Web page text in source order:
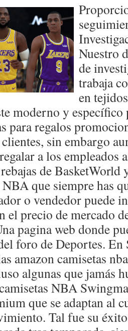
Nuestro
de
trabaja
en
moderno y específico
para regalos
sin embargo
a los empleados
de BasketWorld
NBA que siempre has
o vendedor puede
el precio de mercado
pagina web donde
foro de Deportes.
amazon camisetas
algunas que jamás
NBA
que se adaptan al
Tal fue su